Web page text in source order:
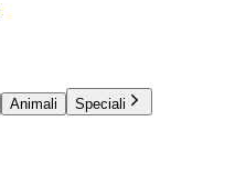
Animali
Speciali